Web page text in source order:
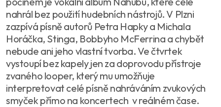
nahrál bez použití hudebních nástrojů. V Plzni
zazpívá písně autorů Petra Hapky a Michala
Horáčka, Stinga, Bobbyho McFerrina a chybět
nebude ani jeho vlastní tvorba. Ve čtvrtek
vystoupí bez kapely jen za doprovodu přístroje
zvaného looper, který mu umožňuje
interpretovat celé písně nahráváním zvukových
smyček přímo na koncertech v reálném čase.